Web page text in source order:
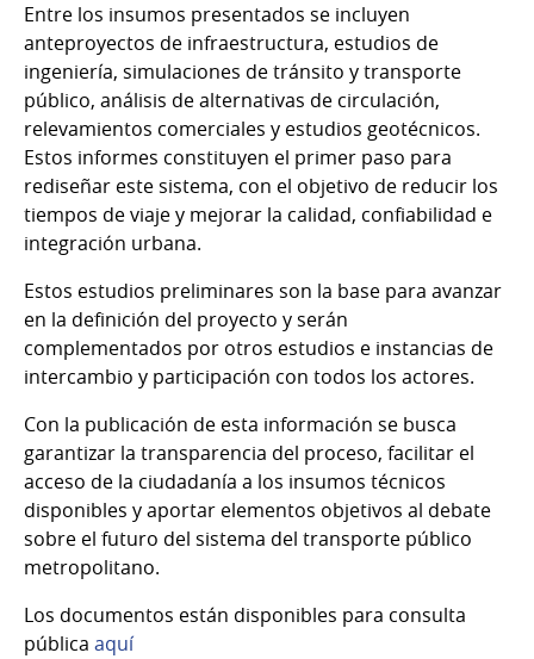
Entre los insumos presentados se incluyen
anteproyectos de infraestructura, estudios de
ingeniería, simulaciones de tránsito y transporte
público, análisis de alternativas de circulación,
relevamientos comerciales y estudios geotécnicos.
Estos informes constituyen el primer paso para
rediseñar este sistema, con el objetivo de reducir los
tiempos de viaje y mejorar la calidad, confiabilidad e
integración urbana.
Estos estudios preliminares son la base para avanzar
en la definición del proyecto y serán
complementados por otros estudios e instancias de
intercambio y participación con todos los actores.
Con la publicación de esta información se busca
garantizar la transparencia del proceso, facilitar el
acceso de la ciudadanía a los insumos técnicos
disponibles y aportar elementos objetivos al debate
sobre el futuro del sistema del transporte público
metropolitano.
Los documentos están disponibles para consulta
pública aquí